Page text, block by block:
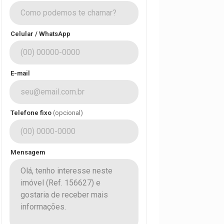
Celular / WhatsApp
E-mail
Telefone fixo (opcional)
Mensagem